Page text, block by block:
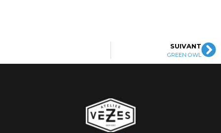
SUIVANT
GREEN OWL